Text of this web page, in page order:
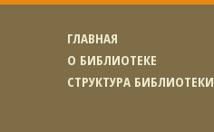
ГЛАВНАЯ
О БИБЛИОТЕКЕ
СТРУКТУРА БИБЛИОТЕКИ